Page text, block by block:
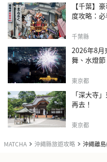
MATCHA 沖繩縣旅遊攻略 沖繩離
【千葉】
度攻略：
千葉縣
2026年8月
舞、水燈節
東京都
「深大寺
再去！
東京都